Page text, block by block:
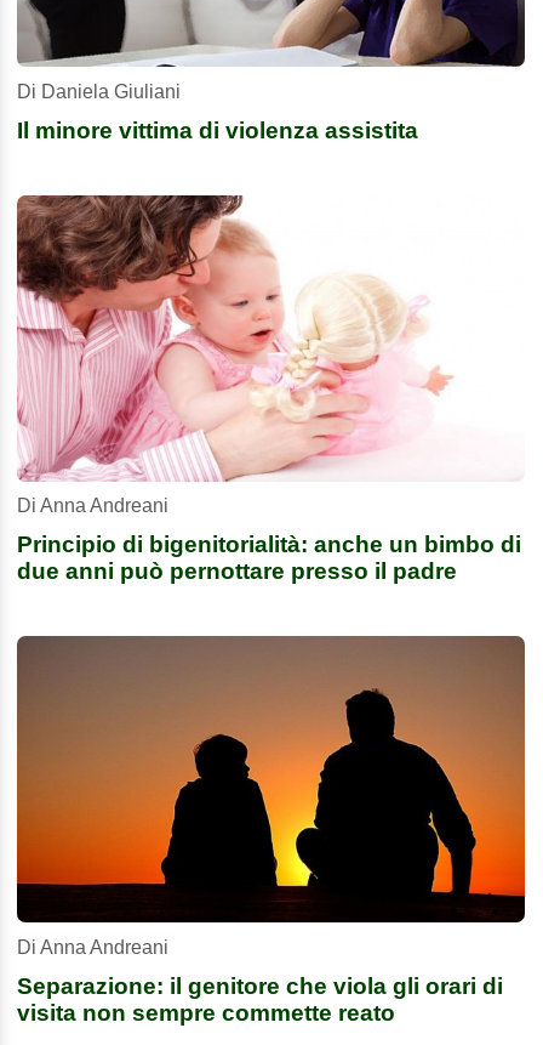
Di Daniela Giuliani
Il minore vittima di violenza assistita
Di Anna Andreani
Principio di bigenitorialità: anche un bimbo di
due anni può pernottare presso il padre
Di Anna Andreani
Separazione: il genitore che viola gli orari di
visita non sempre commette reato